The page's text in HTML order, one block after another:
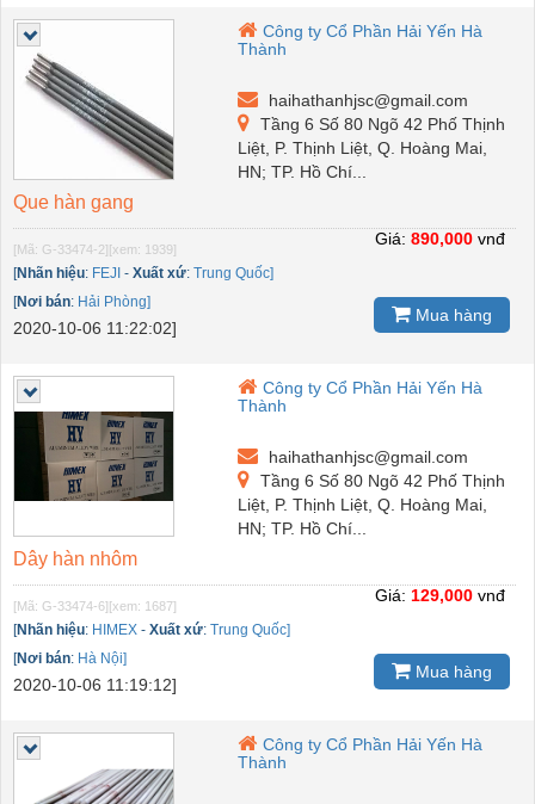
Công ty Cổ Phần Hải Yến Hà
Thành
haihathanhjsc@gmail.com
Tầng 6 Số 80 Ngõ 42 Phố Thịnh
Liệt, P. Thịnh Liệt, Q. Hoàng Mai,
HN; TP. Hồ Chí...
Que hàn gang
[Mã: G-33474-2] [xem: 1939]
[Nhãn hiệu: FEJI - Xuất xứ: Trung Quốc]
[Nơi bán: Hải Phòng]
2020-10-06 11:22:02]
Giá: 890,000 vnđ
Mua hàng
Công ty Cổ Phần Hải Yến Hà
Thành
haihathanhjsc@gmail.com
Tầng 6 Số 80 Ngõ 42 Phố Thịnh
Liệt, P. Thịnh Liệt, Q. Hoàng Mai,
HN; TP. Hồ Chí...
Dây hàn nhôm
[Mã: G-33474-6] [xem: 1687]
[Nhãn hiệu: HIMEX - Xuất xứ: Trung Quốc]
[Nơi bán: Hà Nội]
2020-10-06 11:19:12]
Giá: 129,000 vnđ
Mua hàng
Công ty Cổ Phần Hải Yến Hà
Thành